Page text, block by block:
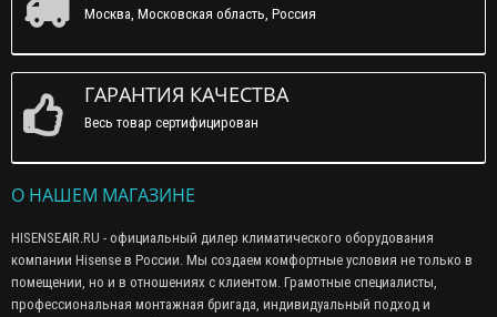
Москва, Московская область, Россия
ГАРАНТИЯ КАЧЕСТВА
Весь товар сертифицирован
О НАШЕМ МАГАЗИНЕ
HISENSEAIR.RU - официальный дилер климатического оборудования
компании Hisense в России. Мы создаем комфортные условия не только в
помещении, но и в отношениях с клиентом. Грамотные специалисты,
профессиональная монтажная бригада, индивидуальный подход и